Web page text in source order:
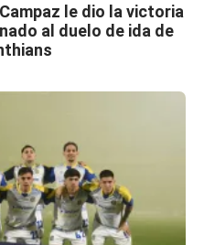
le dio la victoria
al duelo de ida de